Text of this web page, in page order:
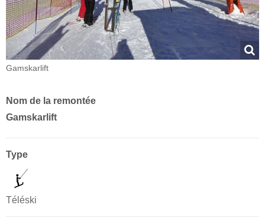
Gamskarlift
Nom de la remontée
Gamskarlift
Type
Téléski